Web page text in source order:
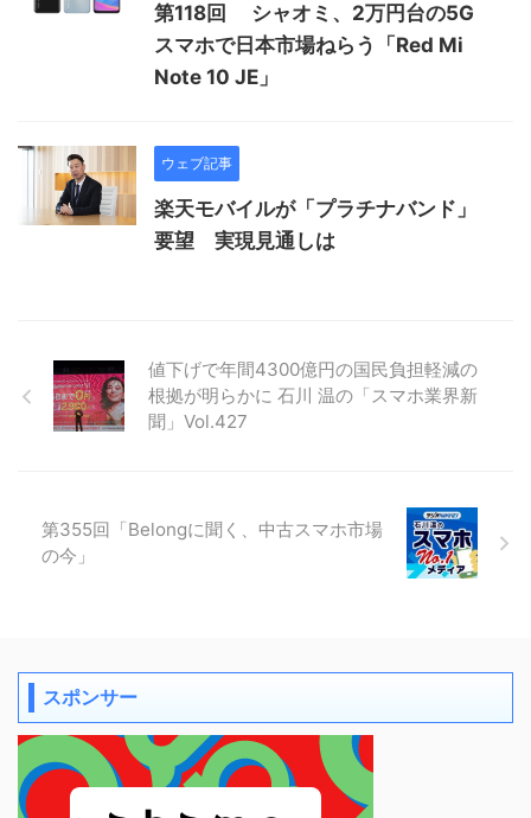
第118回 シャオミ、2万円台の5G
スマホで日本市場ねらう「Red Mi
Note 10 JE」
ウェブ記事
楽天モバイルが「プラチナバンド」
要望 実現見通しは
値下げで年間4300億円の国民負担軽減の
根拠が明らかに 石川 温の「スマホ業界新
聞」Vol.427
第355回「Belongに聞く、中古スマホ市場
の今」
スポンサー